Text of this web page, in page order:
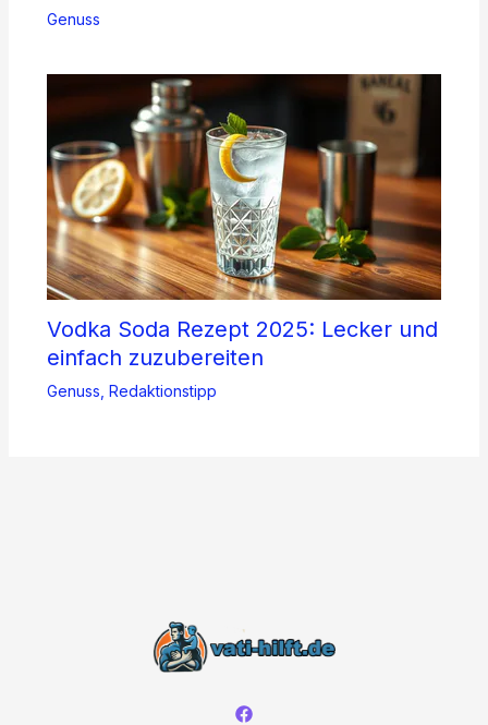
Genuss
Vodka Soda Rezept 2025: Lecker und
einfach zuzubereiten
Genuss, Redaktionstipp